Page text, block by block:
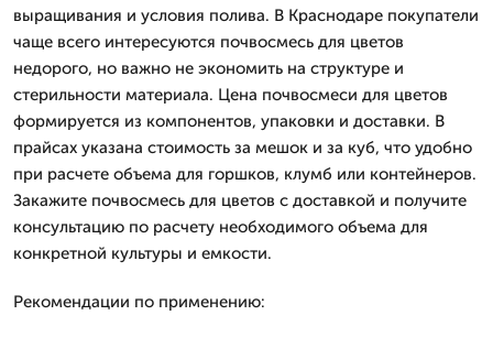
выращивания и условия полива. В Краснодаре покупатели
чаще всего интересуются почвосмесь для цветов
недорого, но важно не экономить на структуре и
стерильности материала. Цена почвосмеси для цветов
формируется из компонентов, упаковки и доставки. В
прайсах указана стоимость за мешок и за куб, что удобно
при расчете объема для горшков, клумб или контейнеров.
Закажите почвосмесь для цветов с доставкой и получите
консультацию по расчету необходимого объема для
конкретной культуры и емкости.
Рекомендации по применению: